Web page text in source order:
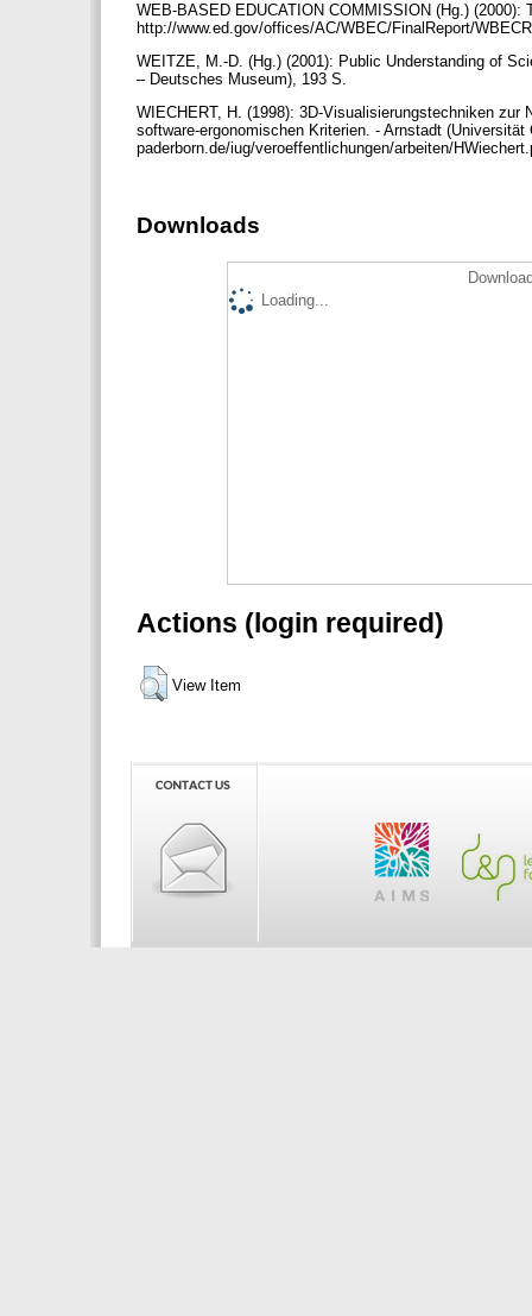
WEB-BASED EDUCATION COMMISSION (Hg.) (2000):
http://www.ed.gov/offices/AC/WBEC/FinalReport/
WEITZE, M.-D. (Hg.) (2001): Public Understanding of
– Deutsches Museum), 193 S.
WIECHERT, H. (1998): 3D-Visualisierungstechniken
software-ergonomischen Kriterien. - Arnstadt
paderborn.de/iug/veroeffentlichungen/arbeiten/
Downloads
Loading...
Actions (login required)
View Item